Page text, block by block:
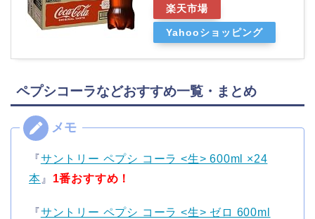
楽天市場
Yahooショッピング
ペプシコーラなどおすすめ一覧・まとめ
『サントリー ペプシ コーラ <生> 600ml ×24
本 』 1番おすすめ！
『サントリー ペプシ コーラ <生> ゼロ 600ml